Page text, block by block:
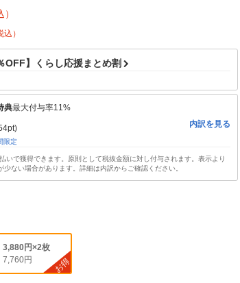
）
込）
OFF】くらし応援まとめ割
典最大付与率11%
限定
内訳を見る
いで獲得できます。原則として税抜金額に対し付与されます。表示より
少ない場合があります。詳細は内訳からご確認ください。
3,880円×2枚
7,760円
お得